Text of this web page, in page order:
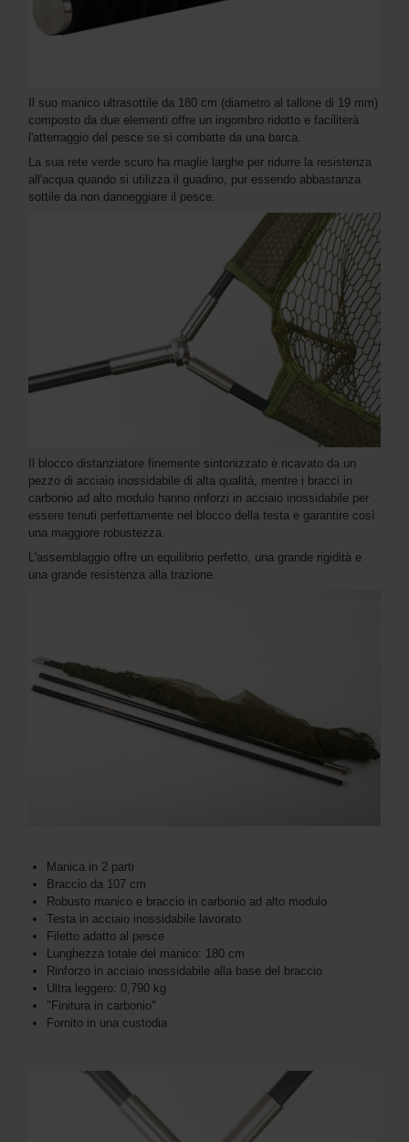
Il suo manico ultrasottile da 180 cm (diametro al tallone di 19 mm)
composto da due elementi offre un ingombro ridotto e faciliterà
l'atterraggio del pesce se si combatte da una barca.
La sua rete verde scuro ha maglie larghe per ridurre la resistenza
all'acqua quando si utilizza il guadino, pur essendo abbastanza
sottile da non danneggiare il pesce.
Il blocco distanziatore finemente sintonizzato è ricavato da un
pezzo di acciaio inossidabile di alta qualità, mentre i bracci in
carbonio ad alto modulo hanno rinforzi in acciaio inossidabile per
essere tenuti perfettamente nel blocco della testa e garantire così
una maggiore robustezza.
L'assemblaggio offre un equilibrio perfetto, una grande rigidità e
una grande resistenza alla trazione.
Manica in 2 parti
Braccio da 107 cm
Robusto manico e braccio in carbonio ad alto modulo
Testa in acciaio inossidabile lavorato
Filetto adatto al pesce
Lunghezza totale del manico: 180 cm
Rinforzo in acciaio inossidabile alla base del braccio
Ultra leggero: 0,790 kg
"Finitura in carbonio"
Fornito in una custodia